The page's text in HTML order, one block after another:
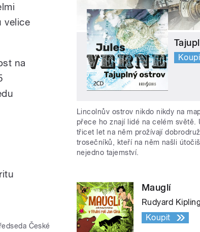
velice
na
České
Lincolnův ostrov nikdo nikdy na
přece ho znají lidé na celém světě.
třicet let na něm prožívají
trosečníků, kteří na něm našli
nejedno tajemství.
Mauglí
Rudyard
Koupit